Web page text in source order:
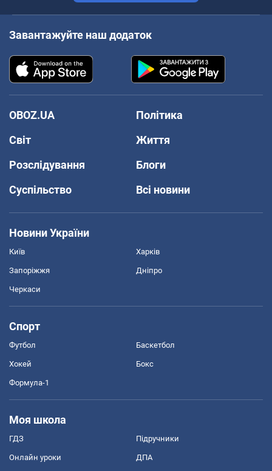
Завантажуйте наш додаток
OBOZ.UA
Політика
Світ
Життя
Розслідування
Блоги
Суспільство
Всі новини
Новини України
Київ Харків
Запоріжжя Дніпро
Черкаси
Спорт
Футбол Баскетбол
Хокей Бокс
Формула-1
Моя школа
ГДЗ Підручники
Онлайн уроки ДПА